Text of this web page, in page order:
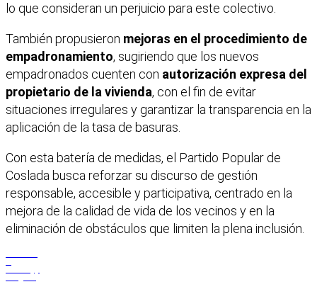
lo que consideran un perjuicio para este colectivo.
También propusieron mejoras en el procedimiento de
empadronamiento, sugiriendo que los nuevos
empadronados cuenten con autorización expresa del
propietario de la vivienda, con el fin de evitar
situaciones irregulares y garantizar la transparencia en la
aplicación de la tasa de basuras.
Con esta batería de medidas, el Partido Popular de
Coslada busca reforzar su discurso de gestión
responsable, accesible y participativa, centrado en la
mejora de la calidad de vida de los vecinos y en la
eliminación de obstáculos que limiten la plena inclusión.